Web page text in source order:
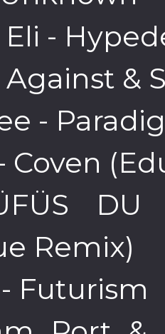
Eli -
&
-
- Coven
Remix)
Futurism